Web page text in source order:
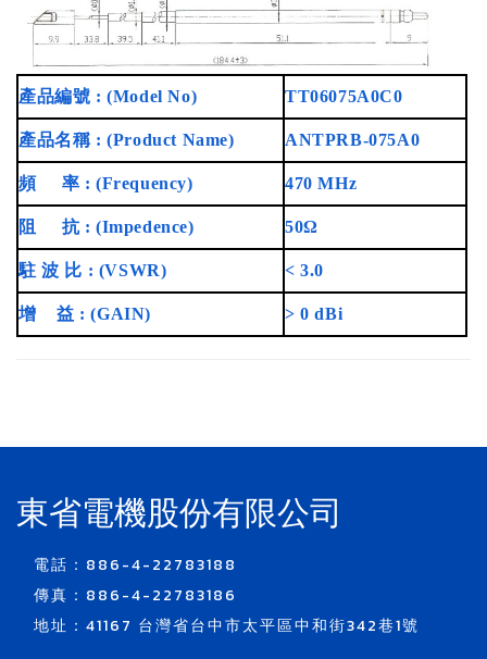
產品編號 : (Model No) TT06075A0C0
產品名稱 : (Product Name) ANTPRB-075A0
頻 率 : (Frequency) 470 MHz
阻 抗 : (Impedence) 50Ω
駐 波 比 : (VSWR) < 3.0
增 益 : (GAIN) > 0 dBi
東省電機股份有限公司
電話：886-4-22783188
傳真：886-4-22783186
地址：41167 台灣省台中市太平區中和街342巷1號